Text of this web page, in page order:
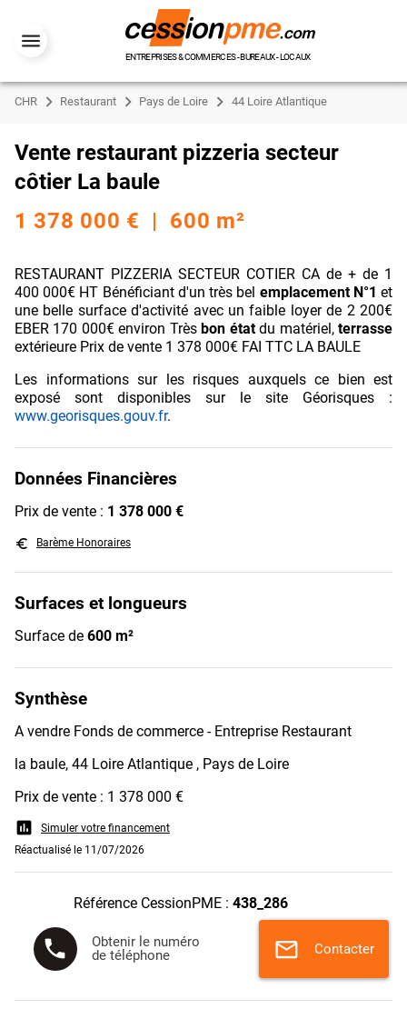
ENTREPRISES & COMMERCES - BUREAUX - LOCAUX
CHR Restaurant Pays de Loire 44 Loire Atlantique
Vente restaurant pizzeria secteur
côtier La baule
1 378 000 € | 600 m²
RESTAURANT PIZZERIA SECTEUR COTIER CA de + de 1
400 000€ HT Bénéficiant d'un très bel emplacement N°1 et
une belle surface d'activité avec un faible loyer de 2 200€
EBER 170 000€ environ Trèsbon étatdu matériel,terrasse
extérieure Prix de vente 1 378 000€ FAI TTC LA BAULE
Les informations sur les risques auxquels ce bien est
exposé sont disponibles sur le site Géorisques :
www.georisques.gouv.fr.
Données Financières
Prix de vente : 1 378 000 €
euro_symbol Barème Honoraires
Surfaces et longueurs
Surface de 600 m²
Synthèse
A vendre Fonds de commerce - Entreprise Restaurant
la baule, 44 Loire Atlantique , Pays de Loire
Prix de vente : 1 378 000 €
assessment
Simuler votre financement
Réactualisé le 11/07/2026
Référence CessionPME : 438_286
phone
Obtenir le numéro
de téléphone
mail Contacter